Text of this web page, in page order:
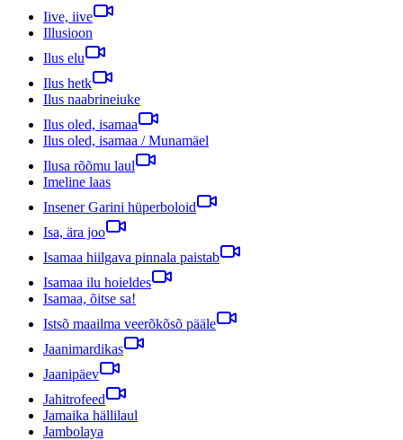
Iive, iive
Illusioon
Ilus elu
Ilus hetk
Ilus naabrineiuke
Ilus oled, isamaa
Ilus oled, isamaa / Munamäel
Ilusa rõõmu laul
Imeline laas
Insener Garini hüperboloid
Isa, ära joo
Isamaa hiilgava pinnala paistab
Isamaa ilu hoieldes
Isamaa, õitse sa!
Istsõ maailma veerõkõsõ pääle
Jaanimardikas
Jaanipäev
Jahitrofeed
Jamaika hällilaul
Jambolaya